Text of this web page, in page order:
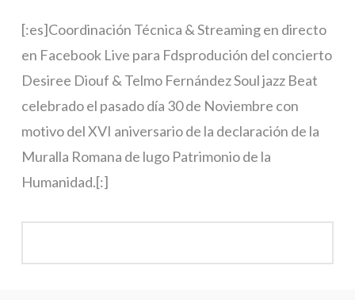
[:es]Coordinación Técnica & Streaming en directo
en Facebook Live para Fdsprodución del concierto
Desiree Diouf & Telmo Fernández Soul jazz Beat
celebrado el pasado día 30 de Noviembre con
motivo del XVI aniversario de la declaración de la
Muralla Romana de lugo Patrimonio de la
Humanidad.[:]